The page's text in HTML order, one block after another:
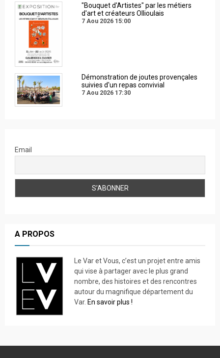
"Bouquet d'Artistes" par les métiers
d'art et créateurs Ollioulais
7 Aou 2026 15:00
Démonstration de joutes provençales
suivies d'un repas convivial
7 Aou 2026 17:30
Email
A PROPOS
Le Var et Vous, c’est un projet entre amis
qui vise à partager avec le plus grand
nombre, des histoires et des rencontres
autour du magnifique département du
Var. En savoir plus !